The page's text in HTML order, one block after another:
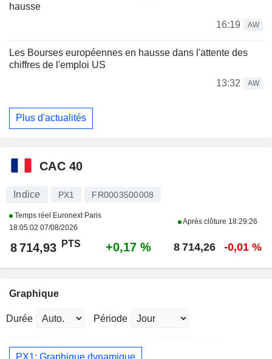
hausse
16:19
AW
Les Bourses européennes en hausse dans l'attente des
chiffres de l'emploi US
13:32
AW
Plus d'actualités
CAC 40
Indice PX1 FR0003500008
Temps réel Euronext Paris
18:05:02 07/08/2026
Après clôture 18:29:26
8 714,93 PTS +0,17 % 8 714,26 -0,01 %
Graphique
Durée Période